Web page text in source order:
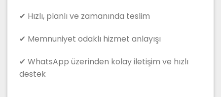
✔ Hızlı, planlı ve zamanında teslim
✔ Memnuniyet odaklı hizmet anlayışı
✔ WhatsApp üzerinden kolay iletişim ve hızlı
destek